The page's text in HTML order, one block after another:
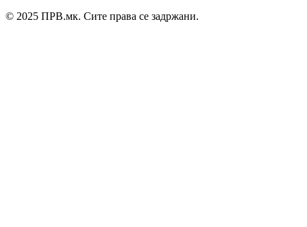
© 2025 ПРВ.мк. Сите права се задржани.